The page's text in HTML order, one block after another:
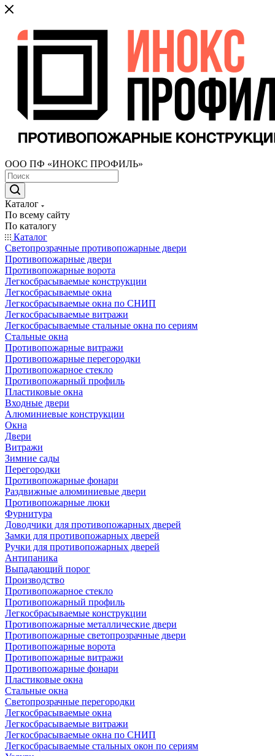
ООО ПФ «ИНОКС ПРОФИЛЬ»
Каталог
По всему сайту
По каталогу
Каталог
Светопрозрачные противопожарные двери
Противопожарные двери
Противопожарные ворота
Легкосбрасываемые конструкции
Легкосбрасываемые окна
Легкосбрасываемые окна по СНИП
Легкосбрасываемые витражи
Легкосбрасываемые стальные окна по сериям
Стальные окна
Противопожарные витражи
Противопожарные перегородки
Противопожарное стекло
Противопожарный профиль
Пластиковые окна
Входные двери
Алюминиевые конструкции
Окна
Двери
Витражи
Зимние сады
Перегородки
Противопожарные фонари
Раздвижные алюминиевые двери
Противопожарные люки
Фурнитура
Доводчики для противопожарных дверей
Замки для противопожарных дверей
Ручки для противопожарных дверей
Антипаника
Выпадающий порог
Производство
Противопожарное стекло
Противопожарный профиль
Легкосбрасываемые конструкции
Противопожарные металлические двери
Противопожарные светопрозрачные двери
Противопожарные ворота
Противопожарные витражи
Противопожарные фонари
Пластиковые окна
Стальные окна
Светопрозрачные перегородки
Легкосбрасываемые окна
Легкосбрасываемые витражи
Легкосбрасываемые окна по СНИП
Легкосбрасываемые стальных окон по сериям